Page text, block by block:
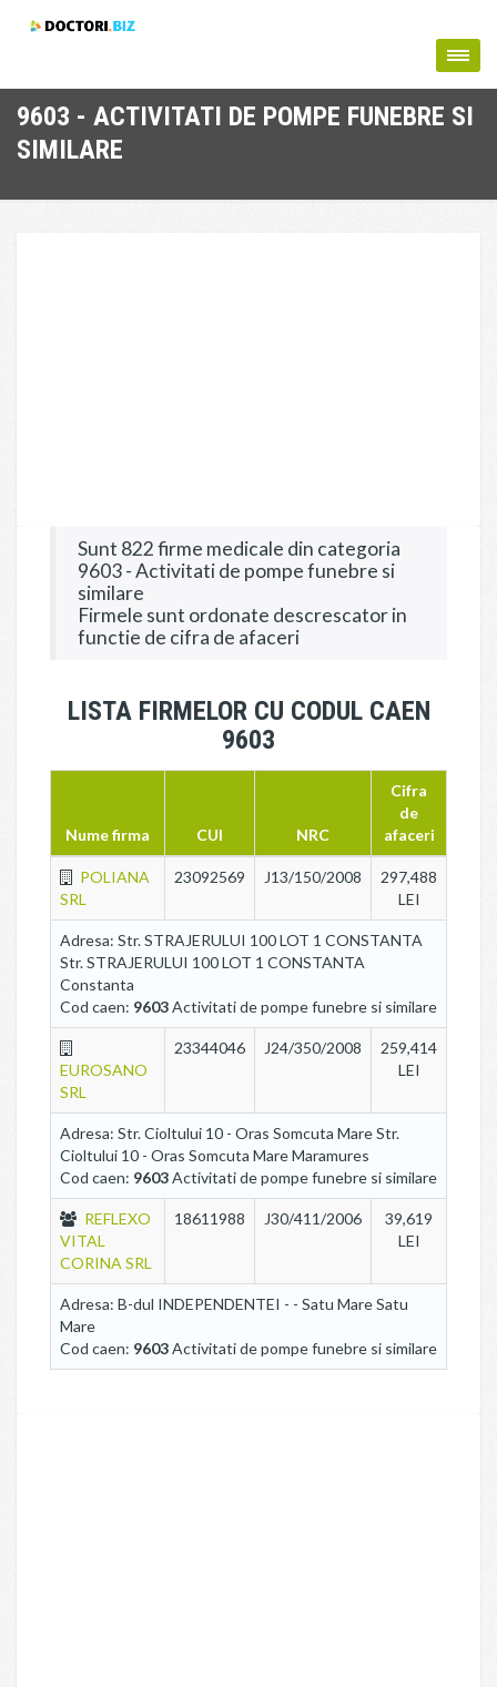
9603 - ACTIVITATI DE POMPE FUNEBRE SI
SIMILARE
Sunt 822 firme medicale din categoria
9603 - Activitati de pompe funebre si
similare
Firmele sunt ordonate descrescator in
functie de cifra de afaceri
LISTA FIRMELOR CU CODUL CAEN
9603
Nume firma CUI NRC
Cifra
de
afaceri
POLIANA
SRL
23092569 J13/150/2008
297,488
LEI
Adresa: Str. STRAJERULUI 100 LOT 1 CONSTANTA
Str. STRAJERULUI 100 LOT 1 CONSTANTA
Constanta
Cod caen: 9603Activitati de pompe funebre si similare
EUROSANO
SRL
23344046 J24/350/2008
259,414
LEI
Adresa: Str. Cioltului 10 - Oras Somcuta Mare Str.
Cioltului 10 - Oras Somcuta Mare Maramures
Cod caen: 9603Activitati de pompe funebre si similare
REFLEXO
VITAL
CORINA SRL
18611988 J30/411/2006
39,619
LEI
Adresa: B-dul INDEPENDENTEI - - Satu Mare Satu
Mare
Cod caen: 9603Activitati de pompe funebre si similare